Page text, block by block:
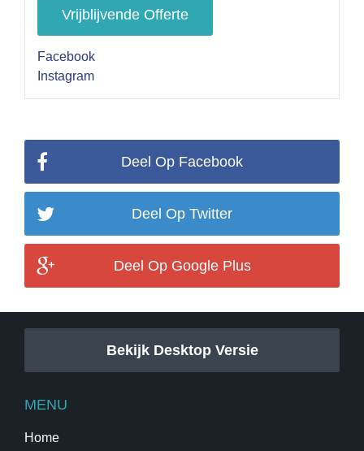
Vrijblijvende Offerte
Facebook
Instagram
Deel Op Facebook
Deel Op Twitter
Deel Op Google Plus
Bekijk Desktop Versie
MENU
Home